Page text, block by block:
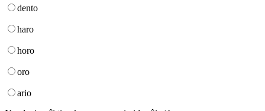
dento
haro
horo
oro
ario